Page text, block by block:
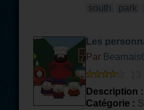
south
park
Les
Par
Description :
Catégorie :